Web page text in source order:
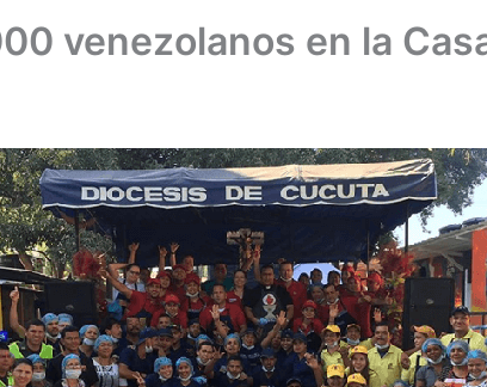
venezolanos en la